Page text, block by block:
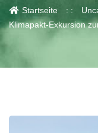
Startseite
Klimapakt-Exkursion